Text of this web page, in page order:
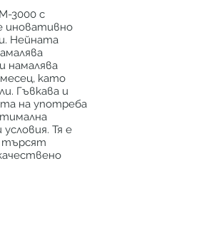
3000 с
иновативно
Нейната
намалява
като
Гъвкава и
на употреба
Тя е
търсят